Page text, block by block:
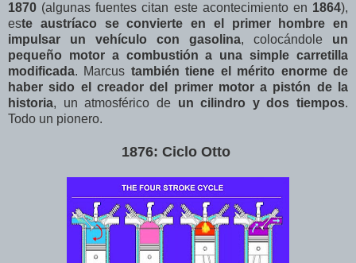
1870 (algunas fuentes citan este acontecimiento en 1864),
este austríaco se convierte en el primer hombre en
impulsar un vehículo con gasolina, colocándole un
pequeño motor a combustión a una simple carretilla
modificada. Marcus también tiene el mérito enorme de
haber sido el creador del primer motor a pistón de la
historia, un atmosférico de un cilindro y dos tiempos.
Todo un pionero.
1876: Ciclo Otto